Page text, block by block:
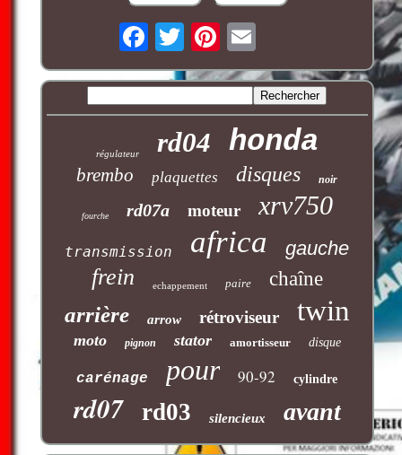
régulateur rd04 honda
brembo plaquettes disques noir
fourche rd07a moteur xrv750
transmission africa gauche
frein echappement paire chaîne
arrière arrow rétroviseur twin
moto pignon stator amortisseur disque
carénage pour 90-92 cylindre
rd07 rd03 silencieux avant